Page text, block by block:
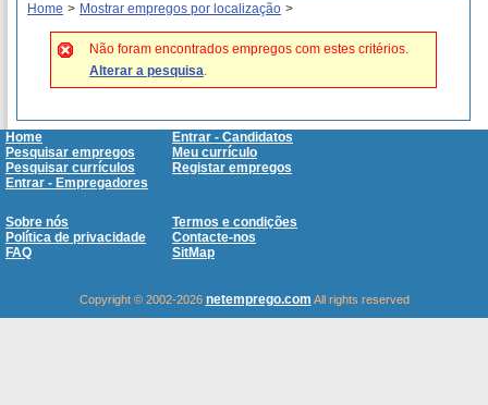
Home > Mostrar empregos por localização >
Não foram encontrados empregos com estes critérios.
Alterar a pesquisa.
Home
Entrar - Candidatos
Pesquisar empregos
Meu currículo
Pesquisar currículos
Registar empregos
Entrar - Empregadores
Sobre nós
Termos e condições
Política de privacidade
Contacte-nos
FAQ
SitMap
Copyright © 2002-2026 netemprego.com All rights reserved